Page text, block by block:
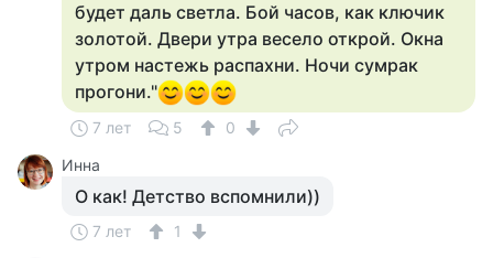
будет даль светла. Бой часов, как ключик
золотой. Двери утра весело открой. Окна
утром настежь распахни. Ночи сумрак
прогони."
7 лет 5
0
Инна
О как! Детство вспомнили))
7 лет
1